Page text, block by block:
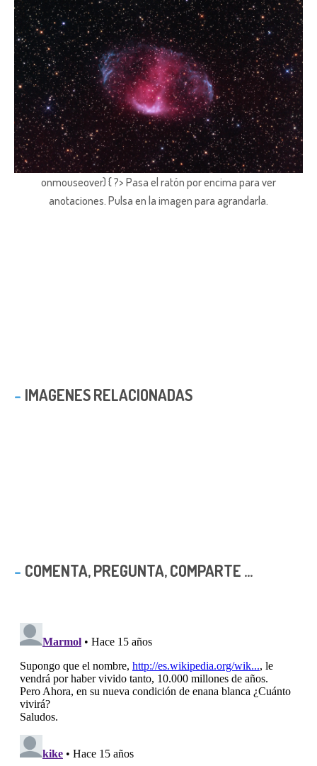
onmouseover) { ?> Pasa el ratón por encima para ver
anotaciones. Pulsa en la imagen para agrandarla.
IMAGENES RELACIONADAS
COMENTA, PREGUNTA, COMPARTE ...